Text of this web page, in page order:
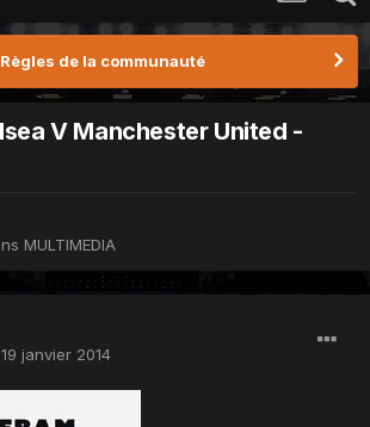
Règles de la communauté
V Manchester United -
MULTIMEDIA
janvier 2014